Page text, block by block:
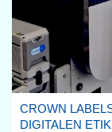
CROWN
DIGITALEN